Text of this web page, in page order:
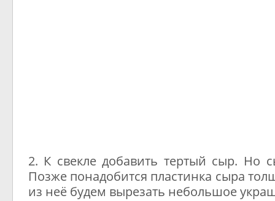
2. К свекле добавить тертый сыр. Но
Позже понадобится пластинка сыра
из неё будем вырезать небольшое